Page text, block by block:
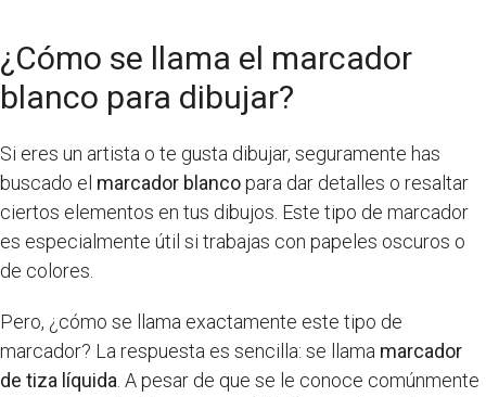
¿Cómo se llama el marcador
blanco para dibujar?
Si eres un artista o te gusta dibujar, seguramente has
buscado el marcador blancopara dar detalles o resaltar
ciertos elementos en tus dibujos. Este tipo de marcador
es especialmente útil si trabajas con papeles oscuros o
de colores.
Pero, ¿cómo se llama exactamente este tipo de
marcador? La respuesta es sencilla: se llama marcador
de tiza líquida . A pesar de que se le conoce comúnmente